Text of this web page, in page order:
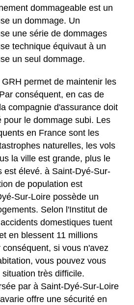
dommageable est un
un dommage. Un
une série de dommages
technique équivaut à un
un seul dommage.
permet de maintenir les
conséquent, en cas de
compagnie d'assurance doit
pour le dommage subi. Les
en France sont les
naturelles, les vols
la ville est grande, plus le
est élevé. à Saint-Dyé-Sur-
de population est
Sur-Loire possède un
Selon l'Institut de
domestiques tuent
en blessent 11 millions
si vous n'avez
vous pouvez vous
très difficile.
par à Saint-Dyé-Sur-Loire
offre une sécurité en